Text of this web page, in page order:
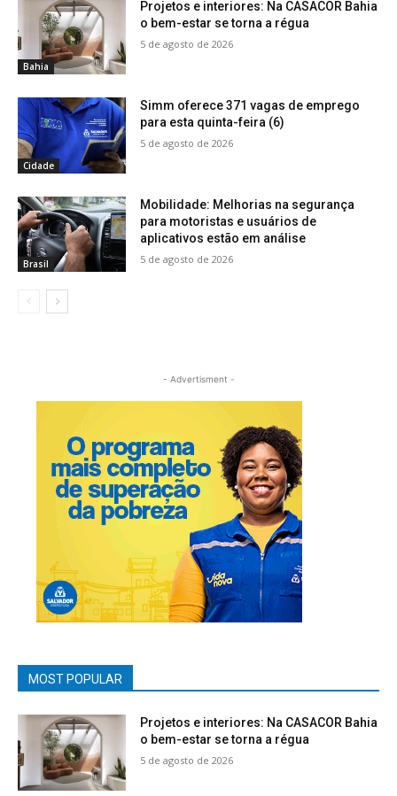
Bahia
Projetos e interiores: Na CASACOR Bahia
o bem-estar se torna a régua
5 de agosto de 2026
Cidade
Simm oferece 371 vagas de emprego
para esta quinta-feira (6)
5 de agosto de 2026
Brasil
Mobilidade: Melhorias na segurança
para motoristas e usuários de
aplicativos estão em análise
5 de agosto de 2026
- Advertisment -
MOST POPULAR
Projetos e interiores: Na CASACOR Bahia
o bem-estar se torna a régua
5 de agosto de 2026